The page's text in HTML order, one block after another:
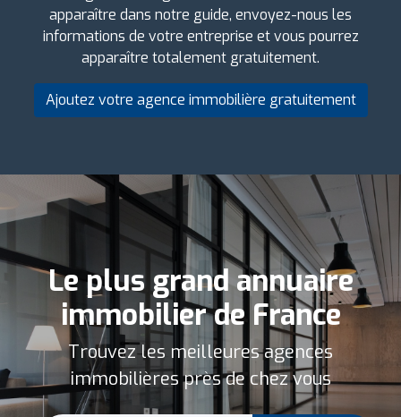
apparaître dans notre guide, envoyez-nous les
informations de votre entreprise et vous pourrez
apparaître totalement gratuitement.
Ajoutez votre agence immobilière gratuitement
Le plus grand annuaire
immobilier de France
Trouvez les meilleures agences
immobilières près de chez vous